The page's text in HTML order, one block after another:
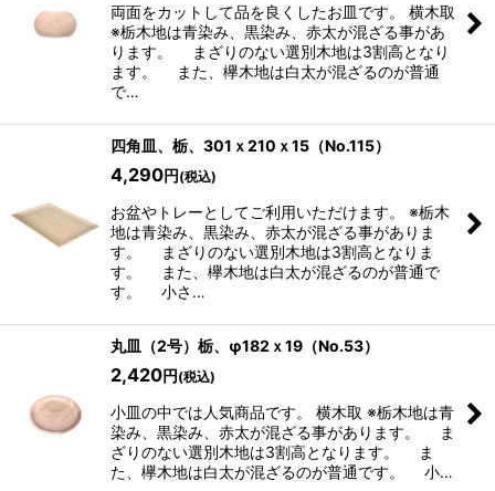
両面をカットして品を良くしたお皿です。 横木取
※栃木地は青染み、黒染み、赤太が混ざる事があ
ります。 まざりのない選別木地は3割高となり
ます。 また、欅木地は白太が混ざるのが普通
で…
四角皿、栃、301ｘ210ｘ15（No.115）
4,290円 (税込)
お盆やトレーとしてご利用いただけます。 ※栃木
地は青染み、黒染み、赤太が混ざる事がありま
す。 まざりのない選別木地は3割高となりま
す。 また、欅木地は白太が混ざるのが普通で
す。 小さ…
丸皿（2号）栃、φ182ｘ19（No.53）
2,420円 (税込)
小皿の中では人気商品です。 横木取 ※栃木地は青
染み、黒染み、赤太が混ざる事があります。 ま
ざりのない選別木地は3割高となります。 ま
た、欅木地は白太が混ざるのが普通です。 小…